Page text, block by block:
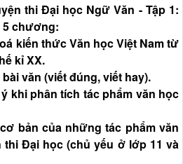
thi Đại học Ngữ Văn - Tập 1:
5 chương:
kiến thức Văn học Việt Nam từ
kỉ XX.
văn (viết đúng, viết hay).
khi phân tích tác phẩm văn học
bản của những tác phẩm văn
Đại học (chủ yếu ở lớp 11 và